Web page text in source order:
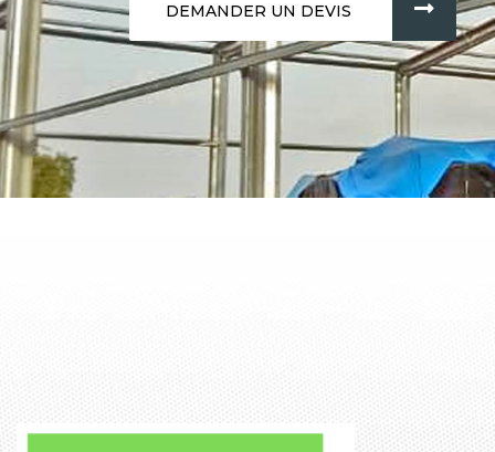
DEMANDER UN DEVIS